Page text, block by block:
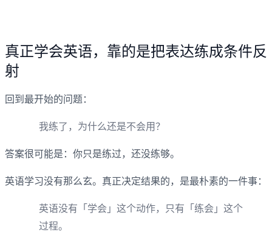
真正学会英语，靠的是把表达练成条件反
射
回到最开始的问题：
我练了，为什么还是不会用？
答案很可能是：你只是练过，还没练够。
英语学习没有那么玄。真正决定结果的，是最朴素的一件事：
英语没有「学会」这个动作，只有「练会」这个
过程。